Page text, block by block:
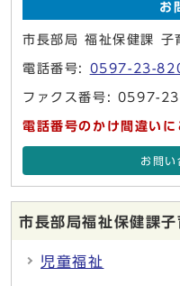
お
市長部局 福祉保健課 子
電話番号: 0597-23-
ファクス番号: 0597-
電話番号のかけ間違いに
お問い
市長部局福祉保健課
児童福祉